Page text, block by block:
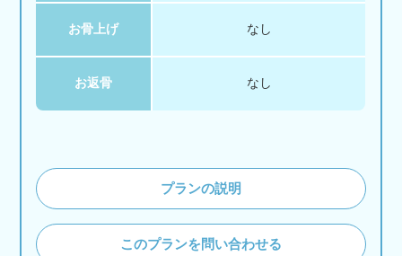
お骨上げ なし
お返骨 なし
プランの説明
このプランを問い合わせる